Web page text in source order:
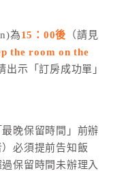
計算及辦理。
為15：00後 （請見
the room on the
出示「訂房成功單」
晚保留時間」前辦
必須提前告知飯
保留時間未辦理入